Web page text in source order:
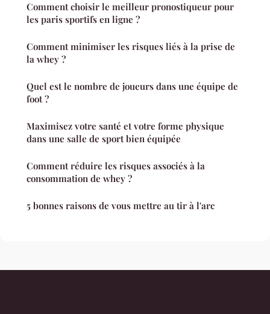
Comment choisir le meilleur pronostiqueur pour
les paris sportifs en ligne ?
Comment minimiser les risques liés à la prise de
la whey ?
Quel est le nombre de joueurs dans une équipe de
foot ?
Maximisez votre santé et votre forme physique
dans une salle de sport bien équipée
Comment réduire les risques associés à la
consommation de whey ?
5 bonnes raisons de vous mettre au tir à l'arc